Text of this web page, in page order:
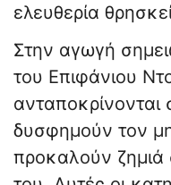
ελευθερία
Στην αγωγή
του Επιφάνιου
ανταποκρίνονται
δυσφημούν τον
προκαλούν ζημιά